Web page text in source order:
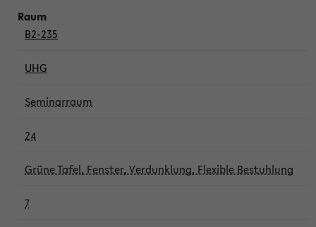
B2-235
UHG
Seminarraum
24
Grüne Tafel, Fenster, Verdunklung, Flexible Bestuhlung
7